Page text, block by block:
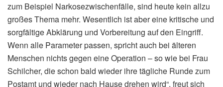
zum Beispiel Narkosezwischenfälle, sind heute kein allzu
großes Thema mehr. Wesentlich ist aber eine kritische und
sorgfältige Abklärung und Vorbereitung auf den Eingriff.
Wenn alle Parameter passen, spricht auch bei älteren
Menschen nichts gegen eine Operation – so wie bei Frau
Schilcher, die schon bald wieder ihre tägliche Runde zum
Postamt und wieder nach Hause drehen wird“, freut sich